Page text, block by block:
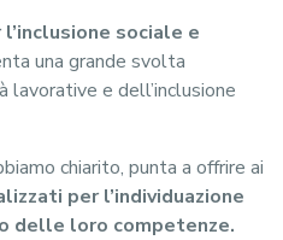
sociale e
una grande svolta
e dell’inclusione
chiarito, punta a offrire ai
per l’individuazione
delle loro competenze.